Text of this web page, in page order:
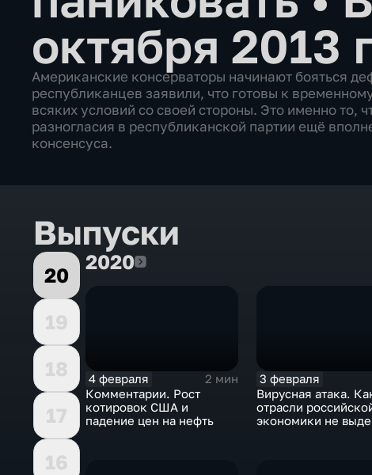
октября 2013
Американские консерваторы начинают бояться
республиканцев заявили, что готовы к
всяких условий со своей стороны. Это именно то,
разногласия в республиканской партии ещё
консенсуса.
Выпуски
20
19
18
17
16
20202020
4 февраля
2 мин
Комментарии. Рост
котировок США и
падение цен на нефть
3 февраля
Вирусная атака.
отрасли
экономики не